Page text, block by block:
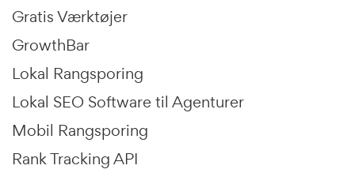
Gratis Værktøjer
GrowthBar
Lokal Rangsporing
Lokal SEO Software til Agenturer
Mobil Rangsporing
Rank Tracking API